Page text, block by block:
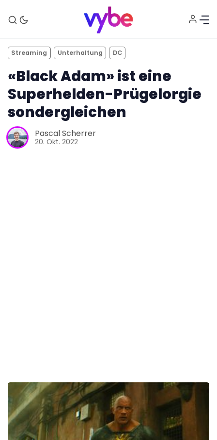
Über uns
Team
Streaming Unterhaltung DC
«Black Adam» ist eine
Superhelden-Prügelorgie
sondergleichen
Pascal Scherrer
20. Okt. 2022